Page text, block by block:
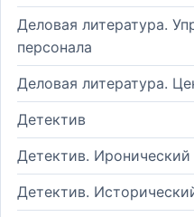
Деловая литература.
персонала
Деловая литература.
Детектив
Детектив. Иронический
Детектив.